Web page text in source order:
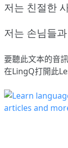
저는 친절한
저는 손님들
要聽此文本的音
在LingQ打開此